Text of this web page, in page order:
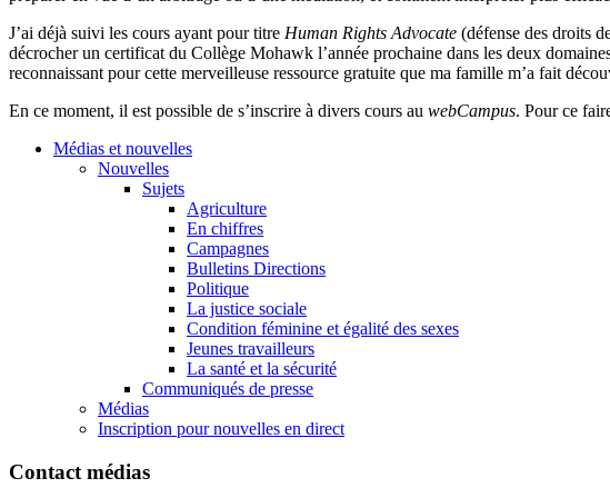
J’ai déjà suivi les cours ayant pour titre Human Rights Advocate (défense des droits
décrocher un certificat du Collège Mohawk l’année prochaine dans les deux
reconnaissant pour cette merveilleuse ressource gratuite que ma famille m’a fait
En ce moment, il est possible de s’inscrire à divers cours au webCampus. Pour ce
Médias et nouvelles
Nouvelles
Sujets
Agriculture
En chiffres
Campagnes
Bulletins Directions
Politique
La justice sociale
Condition féminine et égalité des sexes
Jeunes travailleurs
La santé et la sécurité
Communiqués de presse
Médias
Inscription pour nouvelles en direct
Contact médias